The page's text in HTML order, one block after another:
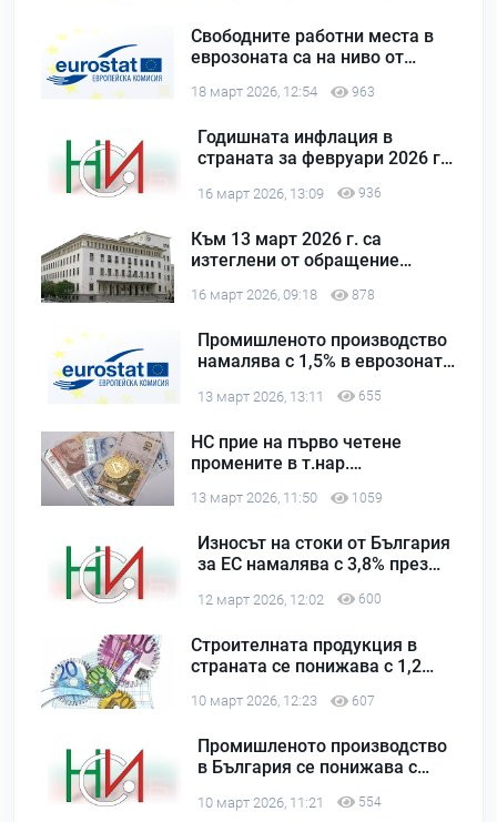
Свободните работни места в
еврозоната са на ниво от
тримесечие на 2025 г.
18 март 2026, 12:54 963
Годишната инфлация в
страната за февруари 2026 г.
16 март 2026, 13:09 936
Към 13 март 2026 г. са
изтеглени от обращение
16 март 2026, 09:18 878
Промишленото производство
намалява с 1,5% в еврозоната
през януари 2025 г.
13 март 2026, 13:11 655
НС прие на първо четене
промените в т.нар.
бюджета
13 март 2026, 11:50 1059
Износът на стоки от България
за ЕС намалява с 3,8% през
12 март 2026, 12:02 600
Строителната продукция в
страната се понижава с 1,2%
януари 2026 г.
10 март 2026, 12:23 607
Промишленото производство
в България се понижава с
януари 2026 г.
10 март 2026, 11:21 554